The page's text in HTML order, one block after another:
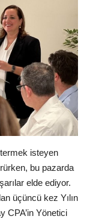
isteyen
bu pazarda
elde ediyor.
üçüncü kez Yılın
CPA’in Yönetici